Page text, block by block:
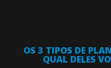
OS 3 TIPOS DE
QUAL DELES